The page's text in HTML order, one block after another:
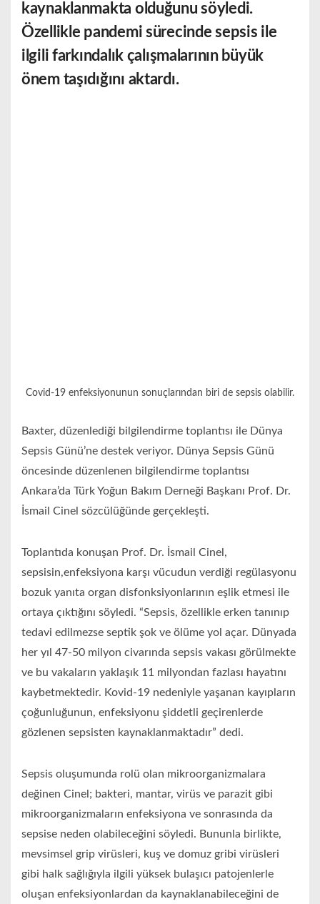
kaynaklanmakta olduğunu söyledi.
Özellikle pandemi sürecinde sepsis ile
ilgili farkındalık çalışmalarının büyük
önem taşıdığını aktardı.
Covid-19 enfeksiyonunun sonuçlarından biri de sepsis olabilir.
Baxter, düzenlediği bilgilendirme toplantısı ile Dünya
Sepsis Günü’ne destek veriyor. Dünya Sepsis Günü
öncesinde düzenlenen bilgilendirme toplantısı
Ankara’da Türk Yoğun Bakım Derneği Başkanı Prof. Dr.
İsmail Cinel sözcülüğünde gerçekleşti.
Toplantıda konuşan Prof. Dr. İsmail Cinel,
sepsisin,enfeksiyona karşı vücudun verdiği regülasyonu
bozuk yanıta organ disfonksiyonlarının eşlik etmesi ile
ortaya çıktığını söyledi. “Sepsis, özellikle erken tanınıp
tedavi edilmezse septik şok ve ölüme yol açar. Dünyada
her yıl 47-50 milyon civarında sepsis vakası görülmekte
ve bu vakaların yaklaşık 11 milyondan fazlası hayatını
kaybetmektedir. Kovid-19 nedeniyle yaşanan kayıpların
çoğunluğunun, enfeksiyonu şiddetli geçirenlerde
gözlenen sepsisten kaynaklanmaktadır” dedi.
Sepsis oluşumunda rolü olan mikroorganizmalara
değinen Cinel; bakteri, mantar, virüs ve parazit gibi
mikroorganizmaların enfeksiyona ve sonrasında da
sepsise neden olabileceğini söyledi. Bununla birlikte,
mevsimsel grip virüsleri, kuş ve domuz gribi virüsleri
gibi halk sağlığıyla ilgili yüksek bulaşıcı patojenlerle
oluşan enfeksiyonlardan da kaynaklanabileceğini de